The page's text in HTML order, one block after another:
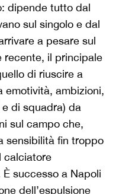
dipende tutto dal
sul singolo e dal
a pesare sul
recente, il principale
di riuscire a
emotività, ambizioni,
di squadra) da
sul campo che,
sensibilità fin troppo
calciatore
successo a Napoli
dell’espulsione